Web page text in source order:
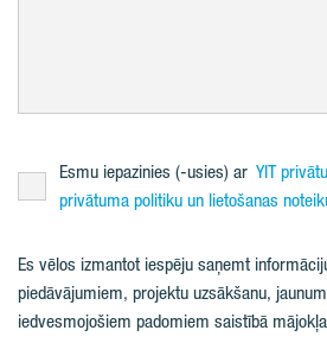
Esmu iepazinies (-usies) ar YIT
privātuma politiku un lietošanas
Es vēlos izmantot iespēju saņemt
piedāvājumiem, projektu uzsākšanu,
iedvesmojošiem padomiem saistībā